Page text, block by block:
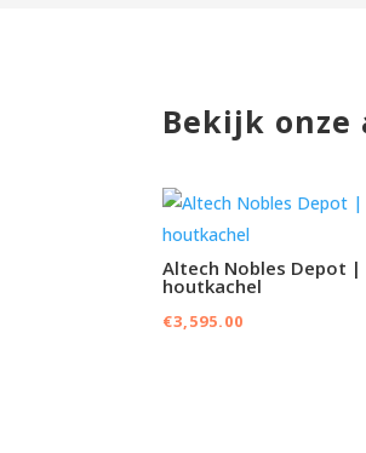
Bekijk onze
Altech Nobles Depot |
houtkachel
€3,595.00